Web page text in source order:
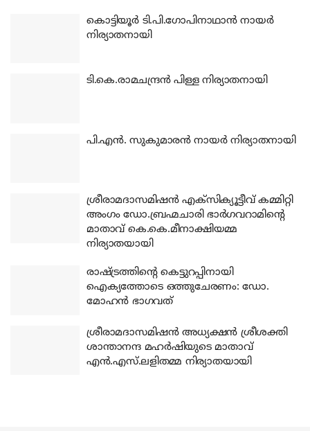
കൊട്ടിയൂര്‍ ടി.പി.ഗോപിനാഥാന്‍ നായര്‍
നിര്യാതനായി
ടി.കെ.രാമചന്ദ്രന്‍ പിള്ള നിര്യാതനായി
പി.എന്‍. സുകുമാരന്‍ നായര്‍ നിര്യാതനായി
ശ്രീരാമദാസമിഷന്‍ എക്‌സിക്യൂട്ടീവ് കമ്മിറ്റി
അംഗം ഡോ.ബ്രഹ്മചാരി ഭാര്‍ഗവറാമിന്റെ
മാതാവ് കെ.കെ.മീനാക്ഷിയമ്മ
നിര്യാതയായി
രാഷ്ട്രത്തിന്റെ കെട്ടുറപ്പിനായി
ഐക്യത്തോടെ ഒത്തുചേരണം: ഡോ.
മോഹന്‍ ഭാഗവത്
ശ്രീരാമദാസമിഷന്‍ അധ്യക്ഷന്‍ ശ്രീശക്തി
ശാന്താനന്ദ മഹര്‍ഷിയുടെ മാതാവ്
എന്‍.എസ്.ലളിതമ്മ നിര്യാതയായി